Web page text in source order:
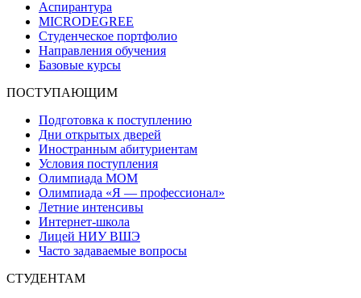
Аспирантура
MICRODEGREE
Студенческое портфолио
Направления обучения
Базовые курсы
ПОСТУПАЮЩИМ
Подготовка к поступлению
Дни открытых дверей
Иностранным абитуриентам
Условия поступления
Олимпиада МОМ
Олимпиада «Я — профессионал»
Летние интенсивы
Интернет-школа
Лицей НИУ ВШЭ
Часто задаваемые вопросы
СТУДЕНТАМ